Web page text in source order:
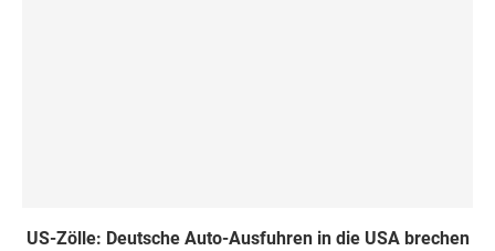
US-Zölle: Deutsche Auto-Ausfuhren in die USA brechen